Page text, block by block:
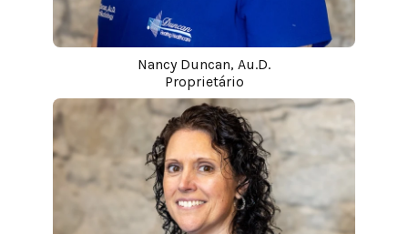
Nancy Duncan, Au.D.
Proprietário